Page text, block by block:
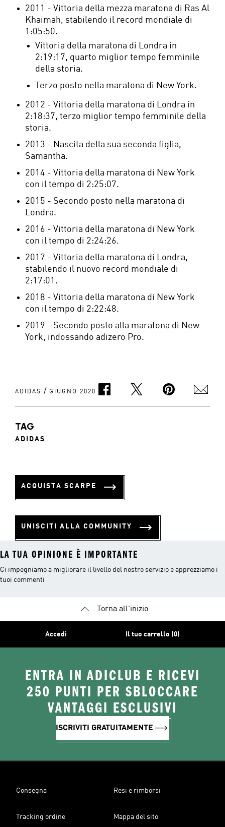
2011 - Vittoria della mezza maratona di Ras Al
Khaimah, stabilendo il record mondiale di
1:05:50.
Vittoria della maratona di Londra in
2:19:17, quarto miglior tempo femminile
della storia.
Terzo posto nella maratona di New York.
2012 - Vittoria della maratona di Londra in
2:18:37, terzo miglior tempo femminile della
storia.
2013 - Nascita della sua seconda figlia,
Samantha.
2014 - Vittoria della maratona di New York
con il tempo di 2:25:07.
2015 - Secondo posto nella maratona di
Londra.
2016 - Vittoria della maratona di New York
con il tempo di 2:24:26.
2017 - Vittoria della maratona di Londra,
stabilendo il nuovo record mondiale di
2:17:01.
2018 - Vittoria della maratona di New York
con il tempo di 2:22:48.
2019 - Secondo posto alla maratona di New
York, indossando adizero Pro.
ADIDAS / GIUGNO 2020
TAG
ADIDAS
ACQUISTA SCARPE
UNISCITI ALLA COMMUNITY
LA TUA OPINIONE È IMPORTANTE
Ci impegniamo a migliorare il livello del nostro servizio e apprezziamo i
tuoi commenti
Torna all'inizio
Accedi Il tuo carrello (0)
ENTRA IN ADICLUB E RICEVI
250 PUNTI PER SBLOCCARE
VANTAGGI ESCLUSIVI
ISCRIVITI GRATUITAMENTE
Consegna Resi e rimborsi
Tracking ordine Mappa del sito